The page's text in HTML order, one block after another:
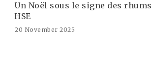
Un Noël sous le signe des rhums
HSE
20 November 2025